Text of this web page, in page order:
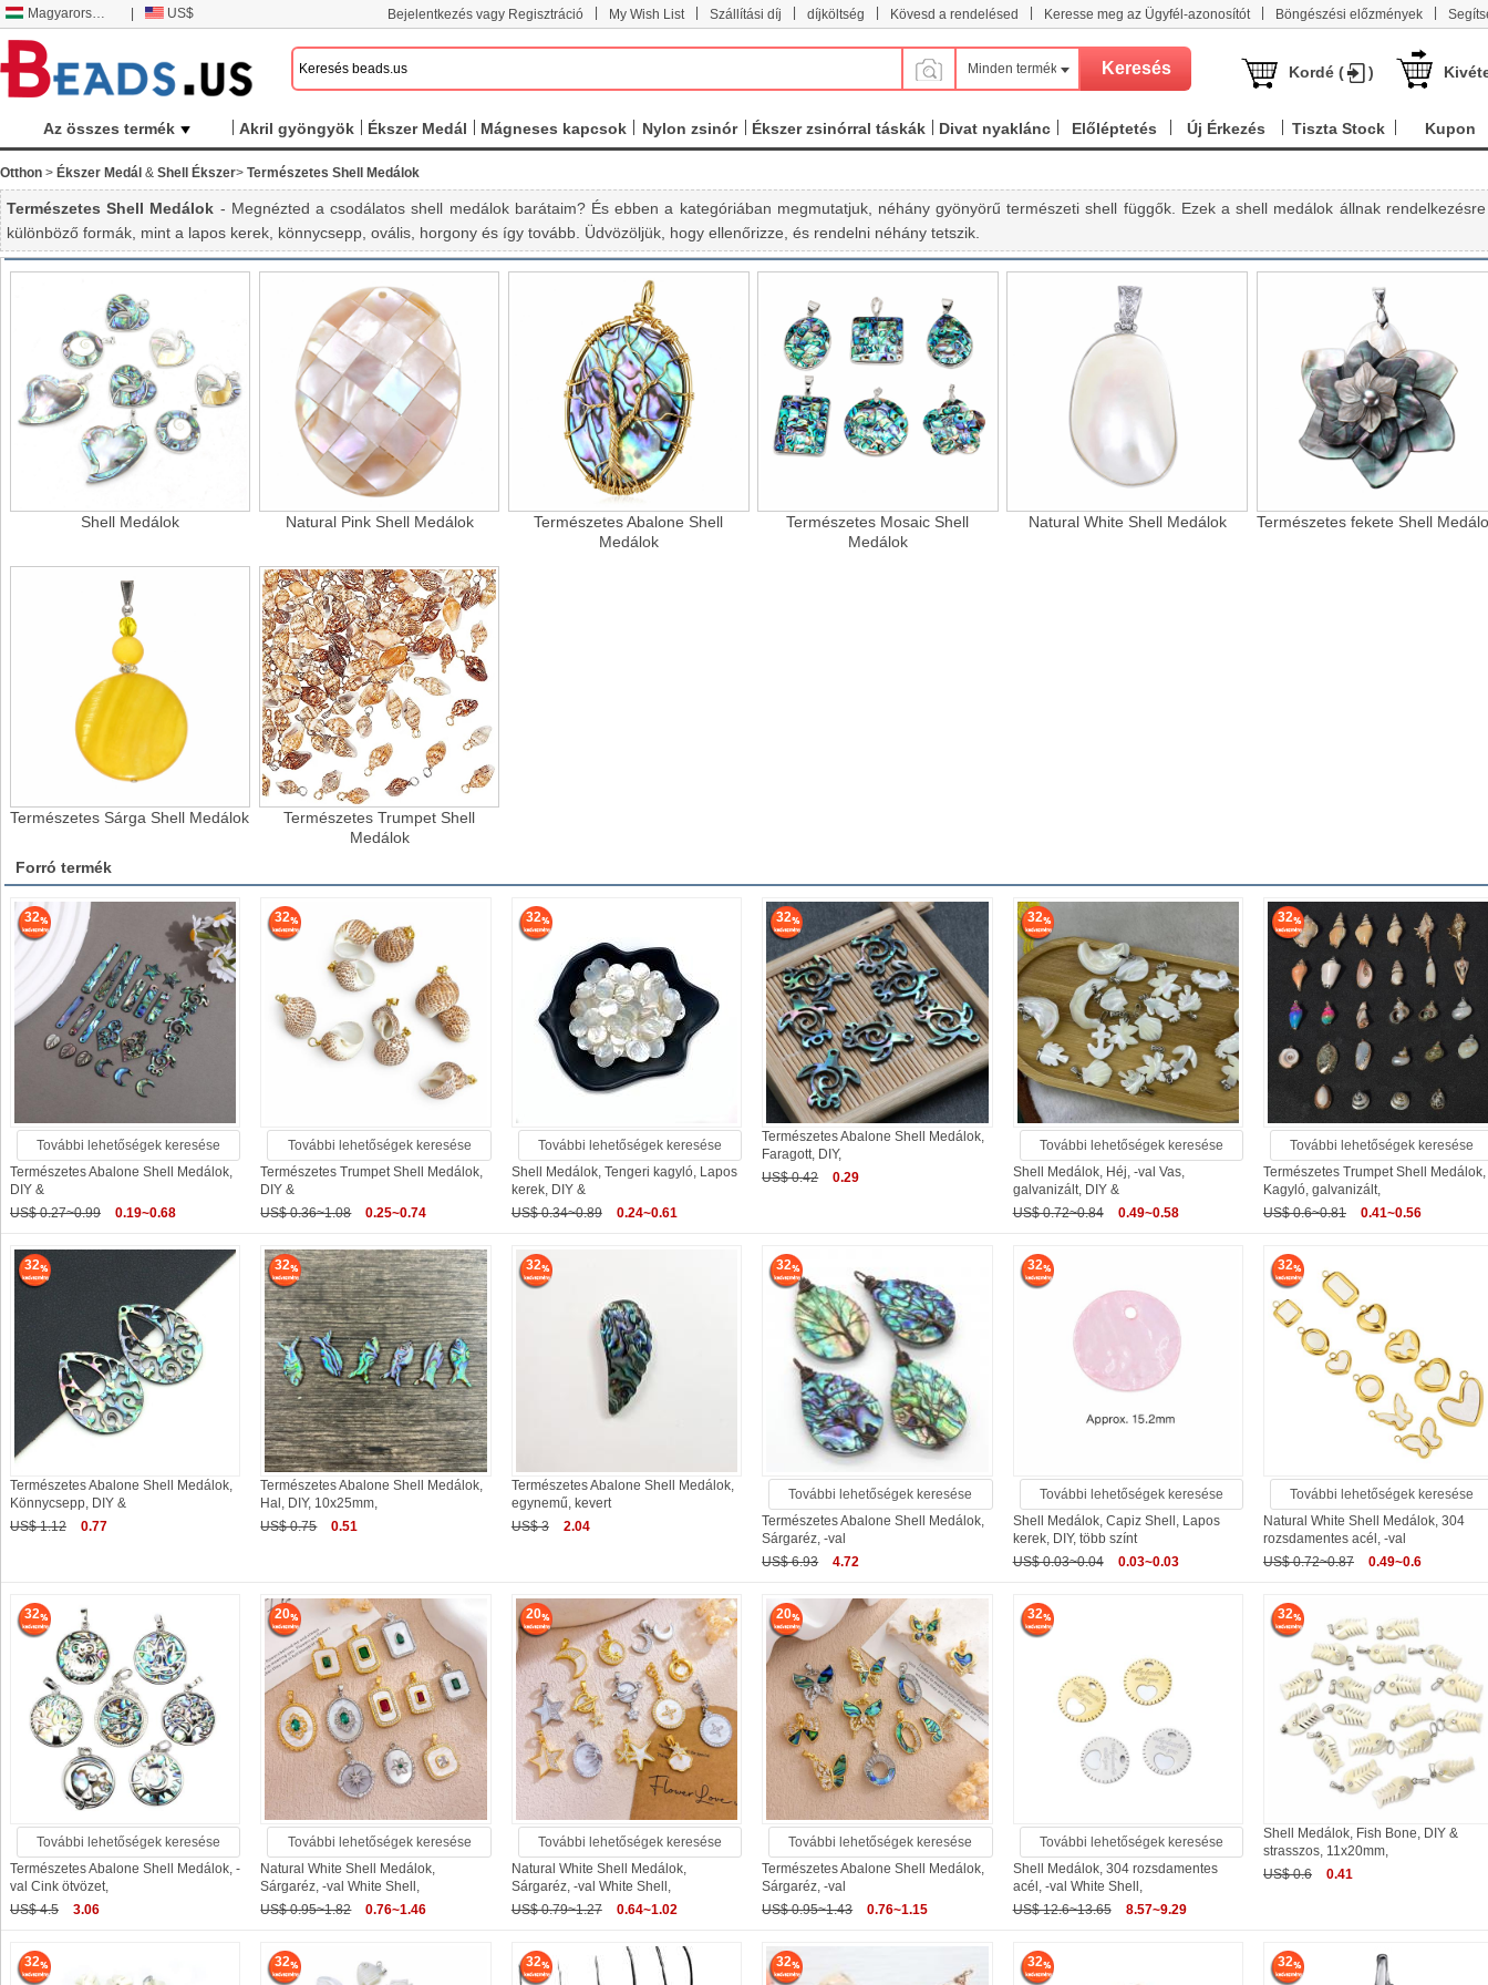
Magyarország US$ Bejelentkezés vagy Regisztráció My Wish List Szállítási díj díjköltség Kövesd a rendelésed Keresse meg az Ügyfél-azonosítót Böngészési előzmények
Minden termék Kordé ( )
Az összes termék Akril gyöngyök Ékszer Medál Mágneses kapcsok Nylon zsinór Ékszer zsinórral táskák Divat nyaklánc Előléptetés Új Érkezés Tiszta Stock Kupon
Otthon > Ékszer Medál & Shell Ékszer> Természetes Shell Medálok
Természetes Shell Medálok - Megnézted a csodálatos shell medálok barátaim? És ebben a kategóriában megmutatjuk, néhány gyönyörű természeti shell függők. Ezek a shell medálok állnak
különböző formák, mint a lapos kerek, könnycsepp, ovális, horgony és így tovább. Üdvözöljük, hogy ellenőrizze, és rendelni néhány tetszik.
Shell Medálok Natural Pink Shell Medálok
Természetes Abalone Shell
Medálok
Természetes Mosaic Shell
Medálok
Natural White Shell Medálok Természetes fekete Shell
Természetes Sárga Shell Medálok
Természetes Trumpet Shell
Medálok
Forró termék
32
További lehetőségek keresése
Természetes Abalone Shell Medálok,
DIY &
US$ 0.27~0.99
0.19~0.68
32
További lehetőségek keresése
Természetes Trumpet Shell Medálok,
DIY &
US$ 0.36~1.08
0.25~0.74
32
További lehetőségek keresése
Shell Medálok, Tengeri kagyló, Lapos
kerek, DIY &
US$ 0.34~0.89
0.24~0.61
32
Természetes Abalone Shell Medálok,
Faragott, DIY,
US$ 0.42
0.29
32
További lehetőségek keresése
Shell Medálok, Héj, -val Vas,
galvanizált, DIY &
US$ 0.72~0.84
0.49~0.58
32
További lehetőségek keresése
Természetes Trumpet Shell Medálok,
Kagyló, galvanizált,
US$ 0.6~0.81
0.41~0.56
32
Természetes Abalone Shell Medálok,
Könnycsepp, DIY &
US$ 1.12
0.77
32
Természetes Abalone Shell Medálok,
Hal, DIY, 10x25mm,
US$ 0.75
0.51
32
Természetes Abalone Shell Medálok,
egynemű, kevert
US$ 3
2.04
32
További lehetőségek keresése
Természetes Abalone Shell Medálok,
Sárgaréz, -val
US$ 6.93
4.72
32
További lehetőségek keresése
Shell Medálok, Capiz Shell, Lapos
kerek, DIY, több színt
US$ 0.03~0.04
0.03~0.03
32
További lehetőségek keresése
Natural White Shell Medálok, 304
rozsdamentes acél, -val
US$ 0.72~0.87
0.49~0.6
32
További lehetőségek keresése
Természetes Abalone Shell Medálok, -
val Cink ötvözet,
US$ 4.5
3.06
20
További lehetőségek keresése
Natural White Shell Medálok,
Sárgaréz, -val White Shell,
US$ 0.95~1.82
0.76~1.46
20
További lehetőségek keresése
Natural White Shell Medálok,
Sárgaréz, -val White Shell,
US$ 0.79~1.27
0.64~1.02
20
További lehetőségek keresése
Természetes Abalone Shell Medálok,
Sárgaréz, -val
US$ 0.95~1.43
0.76~1.15
32
További lehetőségek keresése
Shell Medálok, 304 rozsdamentes
acél, -val White Shell,
US$ 12.6~13.65
8.57~9.29
32
Shell Medálok, Fish Bone, DIY &
strasszos, 11x20mm,
US$ 0.6
0.41
32 32 32 32 32 32